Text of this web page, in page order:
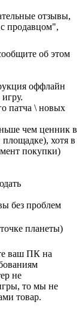
отзывы,
продавцом",
об этом
оффлайн
патча \ новых
чем ценник в
хотя в
покупки)
без проблем
планеты)
ваш ПК на
не
то мы не
товар.